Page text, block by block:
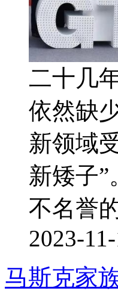
二十几
依然缺
新领域
新矮子
不名誉
2023-
马斯克家